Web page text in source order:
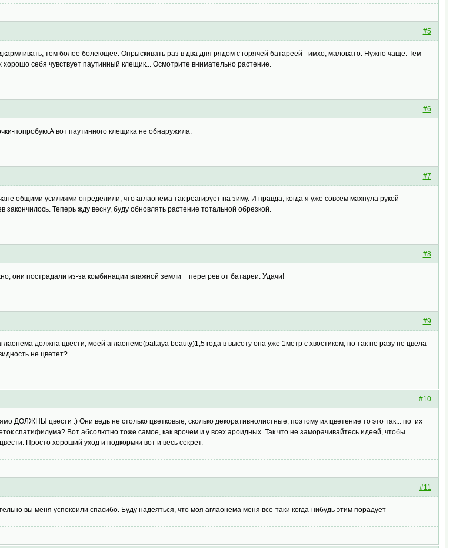
#5
тем более болеющее. Опрыскивать раз в два дня рядом с горячей батареей - имхо, маловато. Нужно чаще. Тем
хорошо себя чувствует паутинный клещик... Осмотрите внимательно растение.
#6
попробую.А вот паутинного клещика не обнаружила.
#7
общими усилиями определили, что аглаонема так реагирует на зиму. И правда, когда я уже совсем махнула рукой -
закончилось. Теперь жду весну, буду обновлять растение тотальной обрезкой.
#8
они пострадали из-за комбинации влажной земли + перегрев от батареи. Удачи!
#9
должна цвести, моей аглаонеме(pattaya beauty)1,5 года в высоту она уже 1метр с хвостиком, но так не разу не цвела
не цветет?
#10
ДОЛЖНЫ цвести :) Они ведь не столько цветковые, сколько декоративнолистные, поэтому их цветение то это так... по их
спатифилума? Вот абсолютно тоже самое, как врочем и у всех ароидных. Так что не заморачивайтесь идеей, чтобы
Просто хороший уход и подкормки вот и весь секрет.
#11
вы меня успокоили спасибо. Буду надеяться, что моя аглаонема меня все-таки когда-нибудь этим порадует